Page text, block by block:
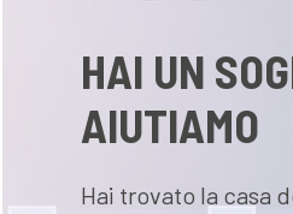
HAI UN
AIUTIAMO
Hai trovato la casa